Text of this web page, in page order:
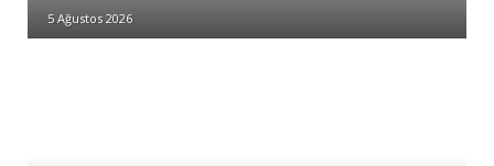
5 Ağustos 2026